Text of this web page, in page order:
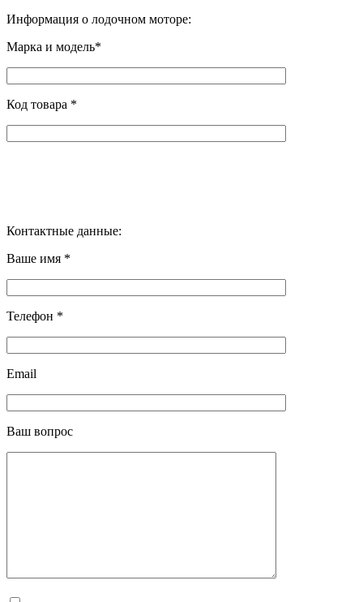
Информация о лодочном моторе:
Марка и модель*
Код товара *
Контактные данные:
Ваше имя *
Телефон *
Email
Ваш вопрос